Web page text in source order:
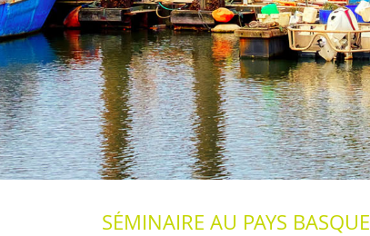
SÉMINAIRE AU PAYS BASQUE